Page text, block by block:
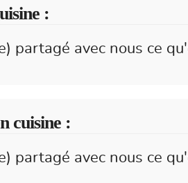
:
partagé avec nous ce
cuisine :
partagé avec nous ce